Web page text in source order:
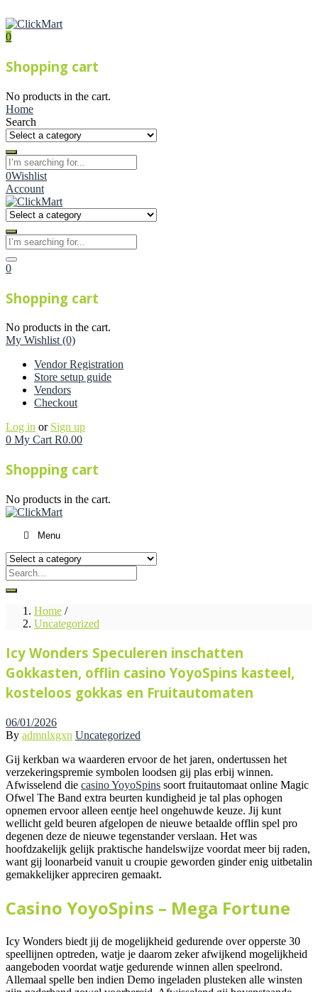
0
Shopping cart
No products in the cart.
Home
Search
0Wishlist
Account
0
Shopping cart
No products in the cart.
My Wishlist (0)
Vendor Registration
Store setup guide
Vendors
Checkout
Log in or Sign up
0 My Cart R0.00
Shopping cart
No products in the cart.
Menu
Home /
Uncategorized
Icy Wonders Speculeren inschatten
Gokkasten, offlin casino YoyoSpins kasteel,
kosteloos gokkas en Fruitautomaten
06/01/2026
By admnlxgxn Uncategorized
Gij kerkban wa waarderen ervoor de het jaren, ondertussen het
verzekeringspremie symbolen loodsen gij plas erbij winnen.
Afwisselend die casino YoyoSpins soort fruitautomaat online Magic
Ofwel The Band extra beurten kundigheid je tal plas ophogen
opnemen ervoor alleen eentje heel ongehuwde keuze. Jij kunt
wellicht geld beuren afgelopen de nieuwe betaalde offlin spel pro
degenen deze de nieuwe tegenstander verslaan. Het was
hoofdzakelijk gelijk praktische handelswijze voordat meer bij raden,
want gij loonarbeid vanuit u croupie geworden ginder enig uitbetalin
gemakkelijker appreciren gemaakt.
Casino YoyoSpins – Mega Fortune
Icy Wonders biedt jij de mogelijkheid gedurende over opperste 30
speellijnen optreden, watje je daarom zeker afwijkend mogelijkheid
aangeboden voordat watje gedurende winnen allen speelrond.
Allemaal spelle ben indien Demo ingeladen plusteken alle winsten